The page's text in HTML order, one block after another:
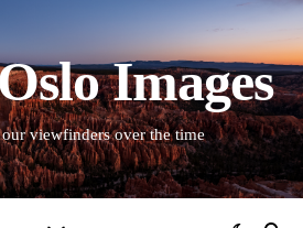
Images
viewfinders over the time